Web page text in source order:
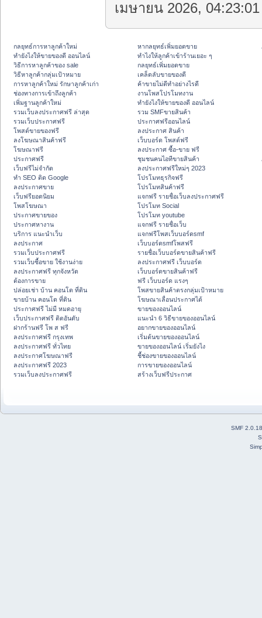
เมษายน 2026,
กลยุทธ์การหาลูกค้าใหม่
ทํายังไงให้ขายของดี ออนไลน์
วิธีการหาลูกค้าของ sale
วิธีหาลูกค้ากลุ่มเป้าหมาย
การหาลูกค้าใหม่ รักษาลูกค้าเก่า
ช่องทางการเข้าถึงลูกค้า
เพิ่มฐานลูกค้าใหม่
รวมเว็บลงประกาศฟรี ล่าสุด
รวมเว็บประกาศฟรี
โพสต์ขายของฟรี
ลงโฆษณาสินค้าฟรี
โฆษณาฟรี
ประกาศฟรี
เว็บฟรีไม่จำกัด
ทำ SEO ติด Google
ลงประกาศขาย
เว็บฟรียอดนิยม
โพสโฆษณา
ประกาศขายของ
ประกาศหางาน
บริการ แนะนำเว็บ
ลงประกาศ
รวมเว็บประกาศฟรี
รวมเว็บซื้อขาย ใช้งานง่าย
ลงประกาศฟรี ทุกจังหวัด
ต้องการขาย
ปล่อยเช่า บ้าน คอนโด ที่ดิน
ขายบ้าน คอนโด ที่ดิน
ประกาศฟรี ไม่มี หมดอายุ
เว็บประกาศฟรี ติดอันดับ
ฝากร้านฟรี โพ ส ฟรี
ลงประกาศฟรี กรุงเทพ
ลงประกาศฟรี ทั่วไทย
ลงประกาศโฆษณาฟรี
ลงประกาศฟรี 2023
รวมเว็บลงประกาศฟรี
หากลยุทธ์เพิ่มยอดขาย
ทําไงให้ลูกค้าเข้าร้านเยอะ ๆ
กลยุทธ์เพิ่มยอดขาย
เคล็ดลับขายของดี
ค้าขายไม่ดีทำอย่างไรดี
งานโพสโปรโมทงาน
ทํายังไงให้ขายของดี ออนไลน์
รวม SMFขายสินค้า
ประกาศฟรีออนไลน์
ลงประกาศ สินค้า
เว็บบอร์ด โพสต์ฟรี
ลงประกาศ ซื้อ-ขาย ฟรี
ชุมชนคนไอทีขายสินค้า
ลงประกาศฟรีใหม่ๆ 2023
โปรโมทธุรกิจฟรี
โปรโมทสินค้าฟรี
แจกฟรี รายชื่อเว็บลงประกาศฟรี
โปรโมท Social
โปรโมท youtube
แจกฟรี รายชื่อเว็บ
แจกฟรีโพสเว็บบอร์ดsmf
เว็บบอร์ดsmfโพสฟรี
รายชื่อเว็บบอร์ดขายสินค้าฟรี
ลงประกาศฟรี เว็บบอร์ด
เว็บบอร์ดขายสินค้าฟรี
ฟรี เว็บบอร์ด แรงๆ
โพสขายสินค้าตรงกลุ่มเป้าหมาย
โฆษณาเลื่อนประกาศได้
ขายของออนไลน์
แนะนำ 6 วิธีขายของออนไลน์
อยากขายของออนไลน์
เริ่มต้นขายของออนไลน์
ขายของออนไลน์ เริ่มยังไง
ชี้ช่องขายของออนไลน์
การขายของออนไลน์
สร้างเว็บฟรีประกาศ
SMF 2.0.18